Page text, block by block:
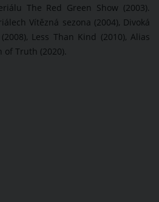
The Red Green Show (2003).
Vítězná sezona (2004), Divoká
Less Than Kind (2010), Alias
of Truth (2020).